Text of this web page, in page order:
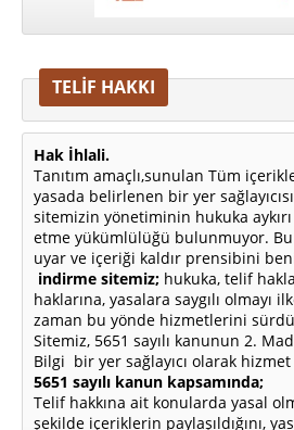
TELİF HAKKI
Hak İhlali.
Tanıtım amaçlı,sunulan Tüm
yasada belirlenen bir yer
sitemizin yönetiminin hukuka
etme yükümlülüğü bulunmuyor.
uyar ve içeriği kaldır prensibini
indirme sitemiz; hukuka, telif
haklarına, yasalara saygılı olmayı
zaman bu yönde hizmetlerini
Sitemiz, 5651 sayılı kanunun 2.
Bilgi bir yer sağlayıcı olarak
5651 sayılı kanun kapsamında;
Telif hakkına ait konularda yasal
şekilde içeriklerin paylaşıldığını,